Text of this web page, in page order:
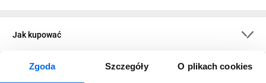
Zgoda Szczegóły O plikach cookies
Jak kupować
O firmie